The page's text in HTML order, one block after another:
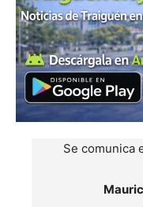
Se comunica